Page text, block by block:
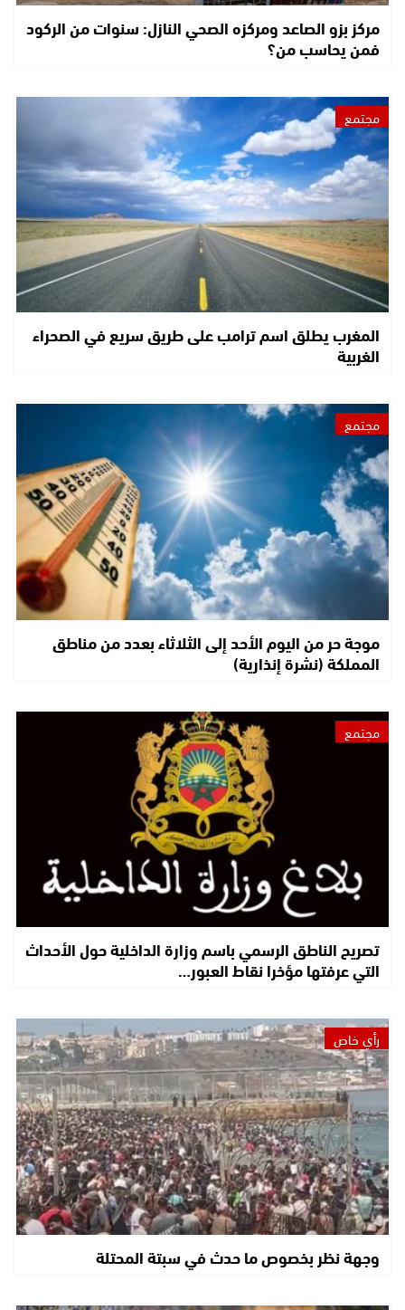
مركز بزو الصاعد ومركزه الصحي النازل: سنوات من الركود
فمن يحاسب من؟
مجتمع
المغرب يطلق اسم ترامب على طريق سريع في الصحراء
الغربية
مجتمع
موجة حر من اليوم الأحد إلى الثلاثاء بعدد من مناطق
المملكة (نشرة إنذارية)
مجتمع
تصريح الناطق الرسمي باسم وزارة الداخلية حول الأحداث
التي عرفتها مؤخرا نقاط العبور…
رأي خاص
وجهة نظر بخصوص ما حدث في سبتة المحتلة